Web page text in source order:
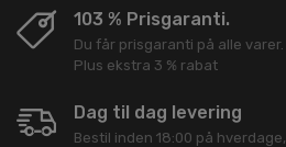
103 % Prisgaranti.
Du får prisgaranti på alle varer.
Plus ekstra 3 % rabat
Dag til dag levering
Bestil inden 18:00 på hverdage,